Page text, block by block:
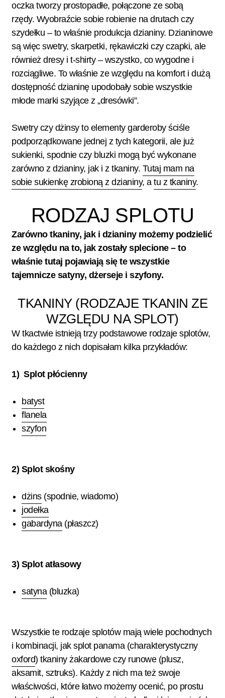
oczka tworzy prostopadłe, połączone ze sobą
rzędy. Wyobraźcie sobie robienie na drutach czy
szydełku – to właśnie produkcja dzianiny. Dzianinowe
są więc swetry, skarpetki, rękawiczki czy czapki, ale
również dresy i t-shirty – wszystko, co wygodne i
rozciągliwe. To właśnie ze względu na komfort i dużą
dostępność dzianinę upodobały sobie wszystkie
młode marki szyjące z „dresówki”.
Swetry czy dżinsy to elementy garderoby ściśle
podporządkowane jednej z tych kategorii, ale już
sukienki, spodnie czy bluzki mogą być wykonane
zarówno z dzianiny, jak i z tkaniny. Tutaj mam na
sobie sukienkę zrobioną z dzianiny, a tu z tkaniny.
RODZAJ SPLOTU
Zarówno tkaniny, jak i dzianiny możemy podzielić
ze względu na to, jak zostały splecione – to
właśnie tutaj pojawiają się te wszystkie
tajemnicze satyny, dżerseje i szyfony.
TKANINY (RODZAJE TKANIN ZE
WZGLĘDU NA SPLOT)
W tkactwie istnieją trzy podstawowe rodzaje splotów,
do każdego z nich dopisałam kilka przykładów:
1) Splot płócienny
batyst
flanela
szyfon
2) Splot skośny
dżins(spodnie, wiadomo)
jodełka
gabardyna(płaszcz)
3) Splot atłasowy
satyna(bluzka)
Wszystkie te rodzaje splotów mają wiele pochodnych
i kombinacji, jak splot panama (charakterystyczny
oxford) tkaniny żakardowe czy runowe (plusz,
aksamit, sztruks). Każdy z nich ma też swoje
właściwości, które łatwo możemy ocenić, po prostu